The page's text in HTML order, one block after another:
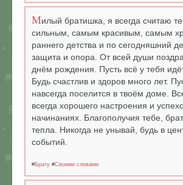
Милый братишка, я всегда считаю
сильным, самым красивым, самым
раннего детства и по сегодняшний
защита и опора. От всей души
днём рождения. Пусть всё у тебя
Будь счастлив и здоров много лет.
навсегда поселится в твоём доме.
всегда хорошего настроения и
начинаниях. Благополучия тебе,
тепла. Никогда не унывай, будь в
событий.
#Брату #Своими словами